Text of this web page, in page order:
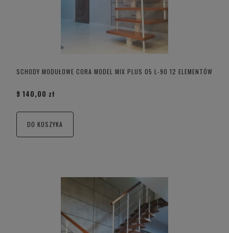
SCHODY MODUŁOWE CORA MODEL MIX PLUS 05 L-90 12 ELEMENTÓW
9 140,00 zł
DO KOSZYKA